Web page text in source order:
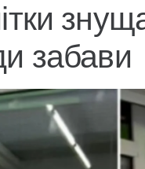
забави